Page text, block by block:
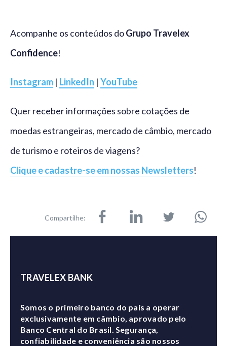
Acompanhe os conteúdos doGrupo Travelex
Confidence!
Instagram | LinkedIn | YouTube
Quer receber informações sobre cotações de
moedas estrangeiras, mercado de câmbio, mercado
de turismo e roteiros de viagens?
Clique e cadastre-se em nossas Newsletters!
Compartilhe:
TRAVELEX BANK
Somos o primeiro banco do país a operar
exclusivamente em câmbio, aprovado pelo
Banco Central do Brasil. Segurança,
confiabilidade e conveniência são nossos